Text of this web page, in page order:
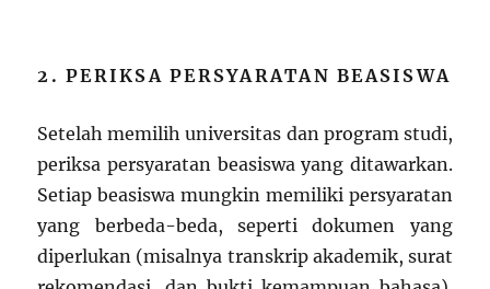
2. PERIKSA PERSYARATAN BEASISWA
Setelah memilih universitas dan program studi,
periksa persyaratan beasiswa yang ditawarkan.
Setiap beasiswa mungkin memiliki persyaratan
yang berbeda-beda, seperti dokumen yang
diperlukan (misalnya transkrip akademik, surat